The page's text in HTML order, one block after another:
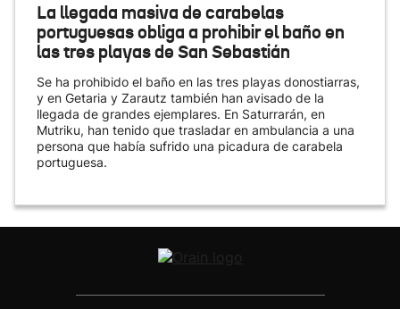
La llegada masiva de carabelas
portuguesas obliga a prohibir el baño en
las tres playas de San Sebastián
Se ha prohibido el baño en las tres playas donostiarras,
y en Getaria y Zarautz también han avisado de la
llegada de grandes ejemplares. En Saturrarán, en
Mutriku, han tenido que trasladar en ambulancia a una
persona que había sufrido una picadura de carabela
portuguesa.